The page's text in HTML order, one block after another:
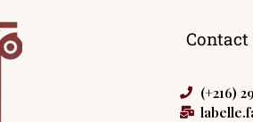
Contact
(+216)